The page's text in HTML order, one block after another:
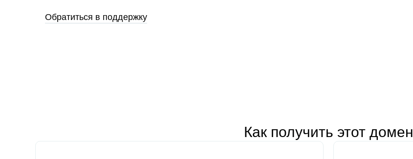
Обратиться в поддержку
Как получить этот домен